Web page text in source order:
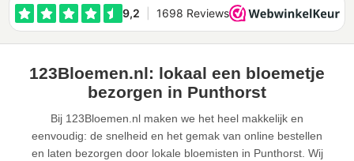
123Bloemen.nl: lokaal een bloemetje
bezorgen in Punthorst
Bij 123Bloemen.nl maken we het heel makkelijk en
eenvoudig: de snelheid en het gemak van online bestellen
en laten bezorgen door lokale bloemisten in Punthorst. Wij